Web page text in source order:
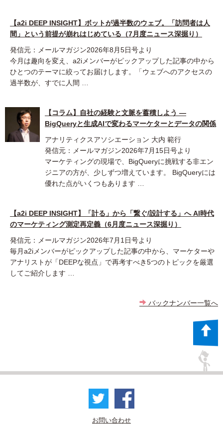
【a2i DEEP INSIGHT】ボットが過半数のウェブ。「訪問者は人
間」という前提が崩れはじめている（7月度ニュース深掘り）
発信元：メールマガジン2026年8月5日号より
今月は趣向を変え、a2iメンバーがピックアップした記事の中から
ひとつのテーマに絞ってお届けします。「ウェブへのアクセスの
過半数が、すでに人間 …
【コラム】自社の経験と文脈を蓄積しよう ―
BigQueryと生成AIで変わるマーケターとデータの関係
アナリティクスアソシエーション 大内 範行
発信元：メールマガジン2026年7月15日号より
マーケティングの現場で、BigQueryに挑戦する非エン
ジニアの方が、少しずつ増えています。 BigQueryには
優れた点がいくつもあります …
【a2i DEEP INSIGHT】「計る」から「繋ぐ/設計する」へ AI時代
のマーケティング測定再定義（6月度ニュース深掘り）
発信元：メールマガジン2026年7月1日号より
毎月a2iメンバーがピックアップした記事の中から、マーケターや
アナリストが「DEEPな視点」で再考すべき5つのトピックを厳選
してご紹介します …
バックナンバー一覧へ
お問い合わせ